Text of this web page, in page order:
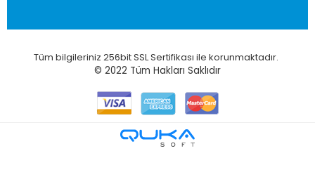
Tüm bilgileriniz 256bit SSL Sertifikası ile korunmaktadır.
© 2022 Tüm Hakları Saklıdır